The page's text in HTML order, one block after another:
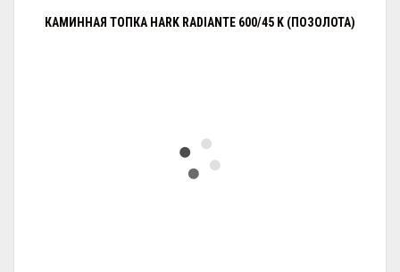
КАМИННАЯ ТОПКА HARK RADIANTE 600/45 K (ПОЗОЛОТА)